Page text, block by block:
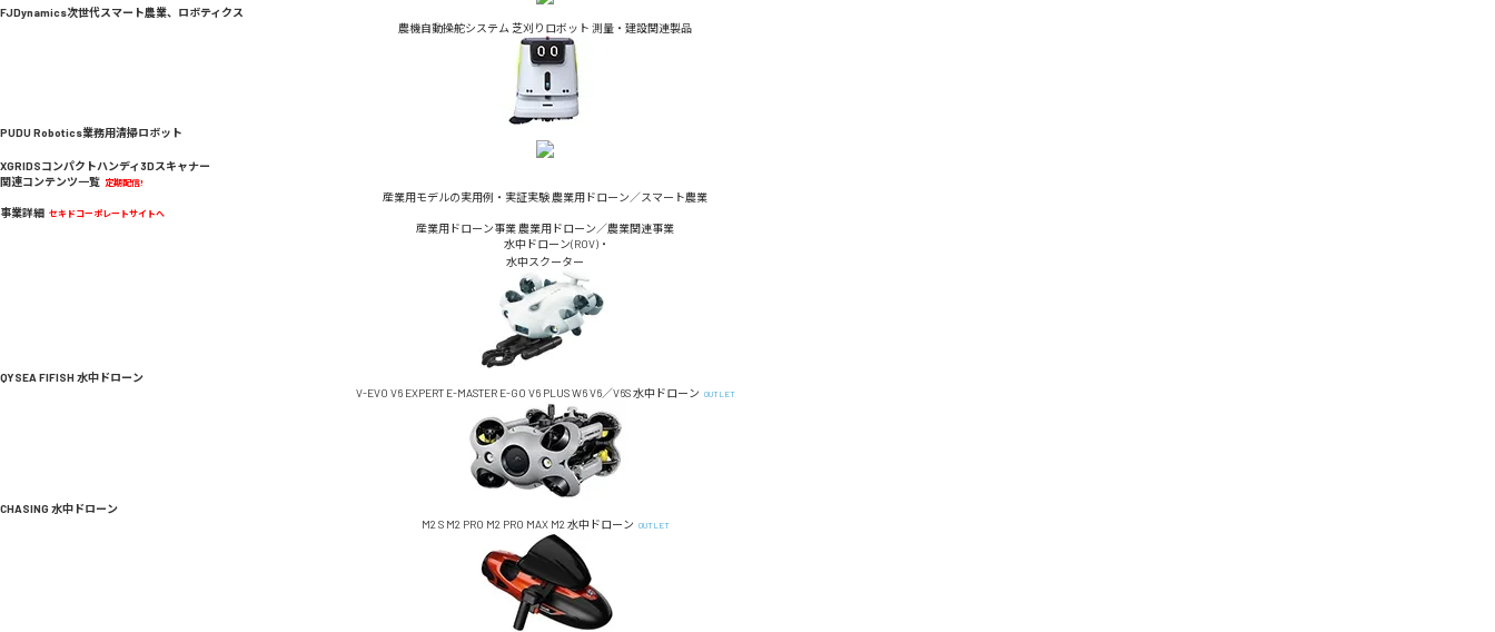
FJDynamics次世代スマート農業、ロボティクス
農機自動操舵システム 芝刈りロボット 測量・建設関連製品
PUDU Robotics業務用清掃ロボット
XGRIDSコンパクトハンディ3Dスキャナー
関連コンテンツ一覧 定期配信!
産業用モデルの実用例・実証実験農業用ドローン／スマート農業
事業詳細 セキドコーポレートサイトへ
産業用ドローン事業農業用ドローン／農業関連事業
水中ドローン(ROV)・
水中スクーター
QYSEA FIFISH 水中ドローン
V-EVO V6 EXPERT E-MASTER E-GO V6 PLUS W6 V6／V6S 水中ドローン OUTLET
CHASING 水中ドローン
M2 S M2 PRO M2 PRO MAX M2 水中ドローン OUTLET